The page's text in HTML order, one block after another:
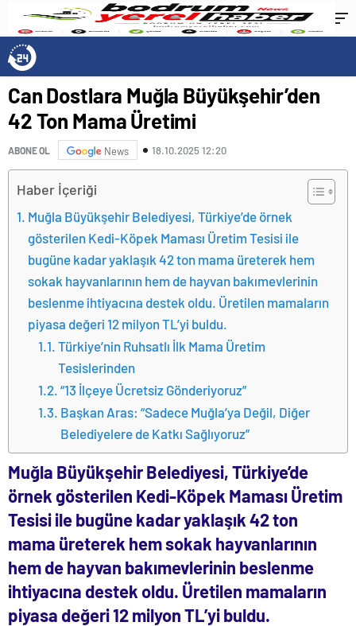
Can Dostlara Muğla Büyükşehir’den
42 Ton Mama Üretimi
ABONE OL News 18.10.2025 12:20
Haber İçeriği
Muğla Büyükşehir Belediyesi, Türkiye’de örnek
gösterilen Kedi-Köpek Maması Üretim Tesisi ile
bugüne kadar yaklaşık 42 ton mama üreterek hem
sokak hayvanlarının hem de hayvan bakımevlerinin
beslenme ihtiyacına destek oldu. Üretilen mamaların
piyasa değeri 12 milyon TL’yi buldu.
Türkiye’nin Ruhsatlı İlk Mama Üretim
Tesislerinden
“13 İlçeye Ücretsiz Gönderiyoruz”
Başkan Aras: “Sadece Muğla’ya Değil, Diğer
Belediyelere de Katkı Sağlıyoruz”
Muğla Büyükşehir Belediyesi, Türkiye’de
örnek gösterilen Kedi-Köpek MamasıÜretim
Tesisi ile bugüne kadar yaklaşık 42 ton
mama üreterek hem sokak hayvanlarının
hem de hayvan bakımevlerinin beslenme
ihtiyacına destek oldu. Üretilen mamaların
piyasa değeri 12 milyon TL’yi buldu.